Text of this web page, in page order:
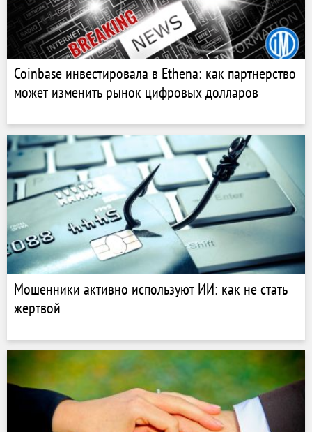
Coinbase инвестировала в Ethena: как партнерство
может изменить рынок цифровых долларов
Мошенники активно используют ИИ: как не стать
жертвой